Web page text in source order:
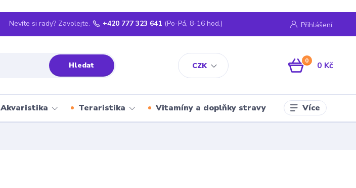
CZK
Přihlášení
Hledat
Nevíte si rady? Zavolejte. +420 777 323 641 (Po-Pá, 8-16 hod.)
0 0 Kč
Akvaristika Teraristika Vitamíny a doplňky stravy Více